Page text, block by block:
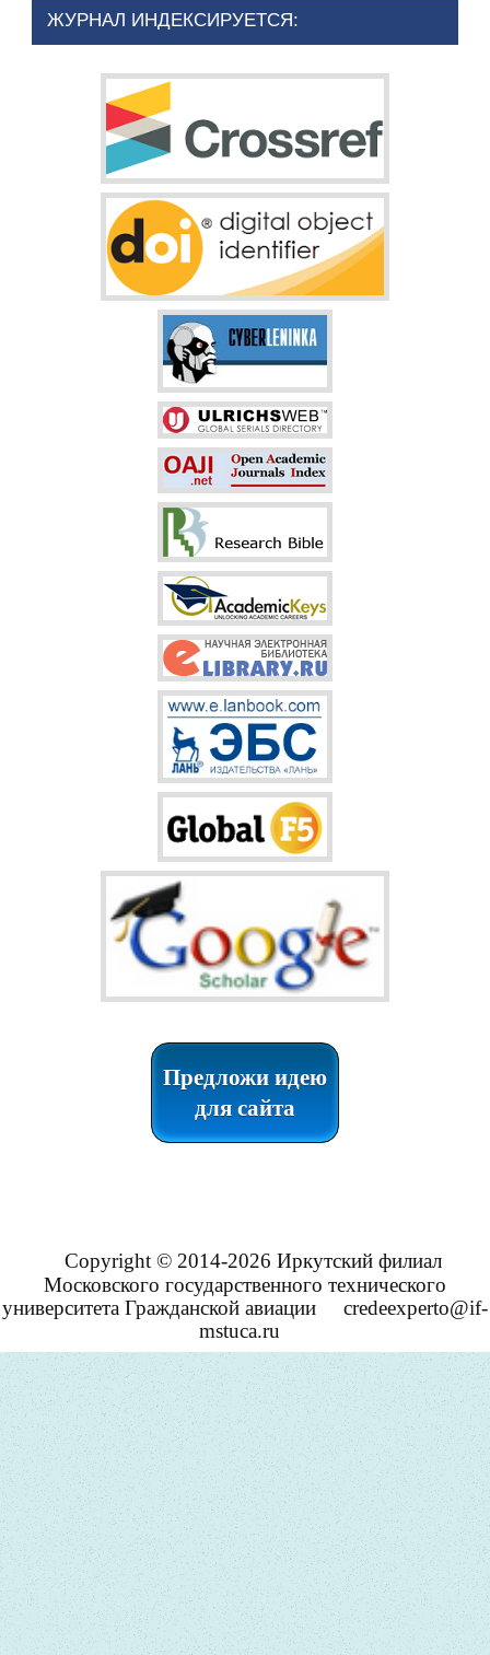
ЖУРНАЛ ИНДЕКСИРУЕТСЯ:
Предложи идею
для сайта
Copyright © 2014-2026 Иркутский филиал
Московского государственного технического
университета Гражданской авиации
credeexperto@if-
mstuca.ru